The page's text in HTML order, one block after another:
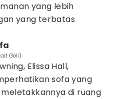
yang lebih
yang terbatas
Goli)
Elissa Hall,
sofa yang
di ruang